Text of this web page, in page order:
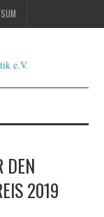
DEN
2019